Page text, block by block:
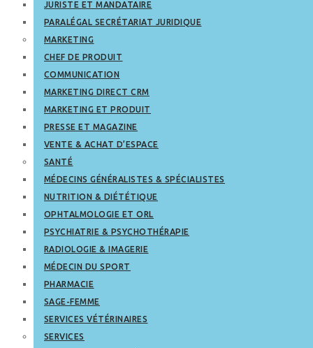
JURISTE ET MANDATAIRE
PARALÉGAL SECRÉTARIAT JURIDIQUE
MARKETING
CHEF DE PRODUIT
COMMUNICATION
MARKETING DIRECT CRM
MARKETING ET PRODUIT
PRESSE ET MAGAZINE
VENTE & ACHAT D’ESPACE
SANTÉ
MÉDECINS GÉNÉRALISTES & SPÉCIALISTES
NUTRITION & DIÉTÉTIQUE
OPHTALMOLOGIE ET ORL
PSYCHIATRIE & PSYCHOTHÉRAPIE
RADIOLOGIE & IMAGERIE
MÉDECIN DU SPORT
PHARMACIE
SAGE-FEMME
SERVICES VÉTÉRINAIRES
SERVICES